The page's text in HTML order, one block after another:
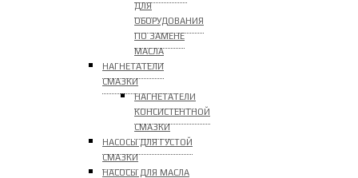
ДЛЯ
ОБОРУДОВАНИЯ
ПО ЗАМЕНЕ
МАСЛА
НАГНЕТАТЕЛИ
СМАЗКИ
НАГНЕТАТЕЛИ
КОНСИСТЕНТНОЙ
СМАЗКИ
НАСОСЫ ДЛЯ ГУСТОЙ
СМАЗКИ
НАСОСЫ ДЛЯ МАСЛА